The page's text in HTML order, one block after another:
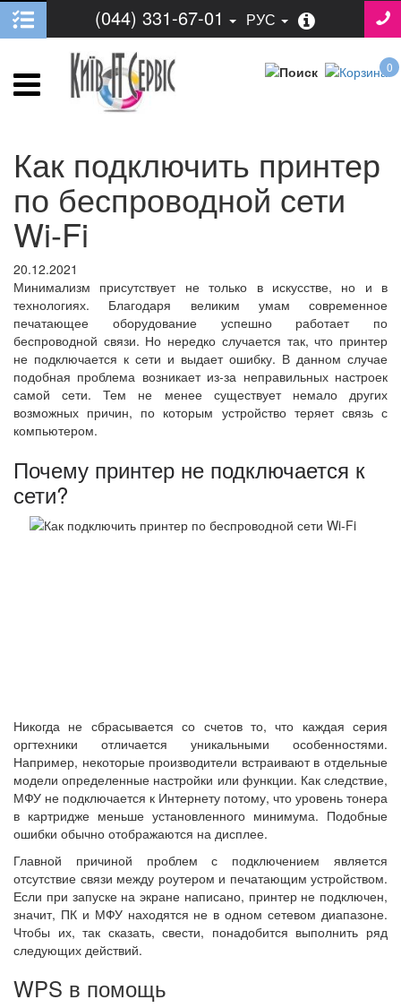
(044) 331-67-01 РУС
0
Как подключить принтер
по беспроводной сети
Wi-Fi
20.12.2021
Минимализм присутствует не только в искусстве, но и в
технологиях. Благодаря великим умам современное
печатающее оборудование успешно работает по
беспроводной связи. Но нередко случается так, что принтер
не подключается к сети и выдает ошибку. В данном случае
подобная проблема возникает из-за неправильных настроек
самой сети. Тем не менее существует немало других
возможных причин, по которым устройство теряет связь с
компьютером.
Почему принтер не подключается к
сети?
Никогда не сбрасывается со счетов то, что каждая серия
оргтехники отличается уникальными особенностями.
Например, некоторые производители встраивают в отдельные
модели определенные настройки или функции. Как следствие,
МФУ не подключается к Интернету потому, что уровень тонера
в картридже меньше установленного минимума. Подобные
ошибки обычно отображаются на дисплее.
Главной причиной проблем с подключением является
отсутствие связи между роутером и печатающим устройством.
Если при запуске на экране написано, принтер не подключен,
значит, ПК и МФУ находятся не в одном сетевом диапазоне.
Чтобы их, так сказать, свести, понадобится выполнить ряд
следующих действий.
WPS в помощь